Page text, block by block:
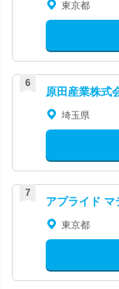
東京都
原田産業株式
埼玉県
アプライド
東京都